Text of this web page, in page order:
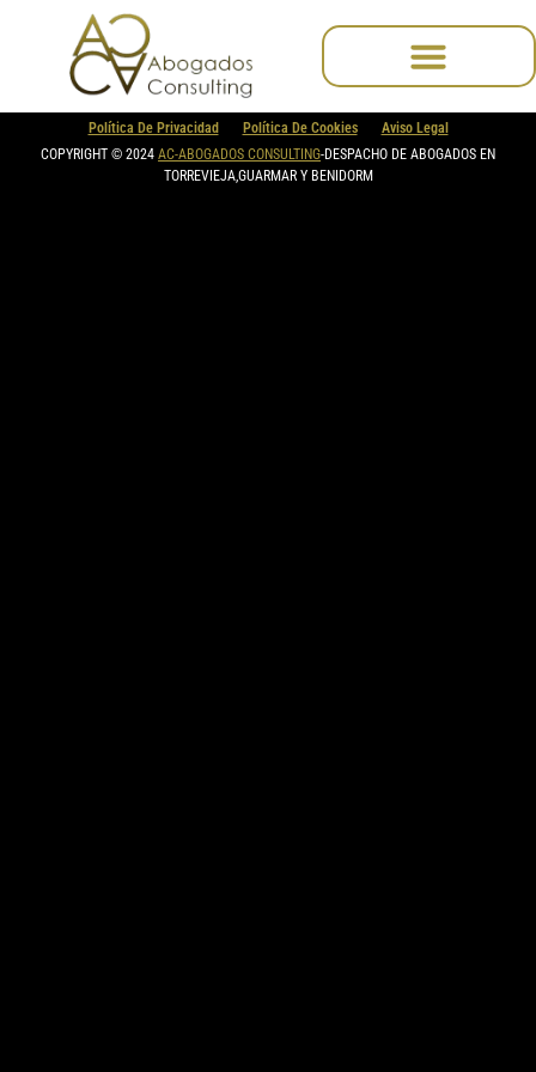
contenido
Política De Privacidad Política De Cookies
Aviso Legal
COPYRIGHT © 2024 AC-ABOGADOS CONSULTING-DESPACHO DE ABOGADOS EN
TORREVIEJA,GUARMAR Y BENIDORM